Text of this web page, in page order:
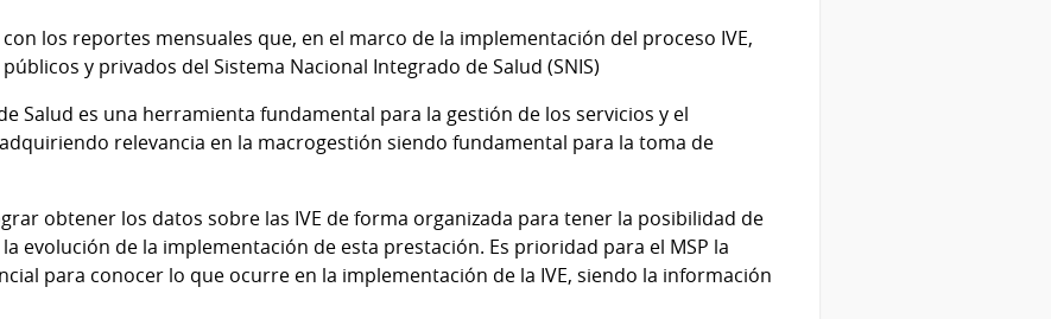
los reportes mensuales que, en el marco de la implementación del proceso IVE,
y privados del Sistema Nacional Integrado de Salud (SNIS)
Salud es una herramienta fundamental para la gestión de los servicios y el
relevancia en la macrogestión siendo fundamental para la toma de
obtener los datos sobre las IVE de forma organizada para tener la posibilidad de
evolución de la implementación de esta prestación. Es prioridad para el MSP la
para conocer lo que ocurre en la implementación de la IVE, siendo la información